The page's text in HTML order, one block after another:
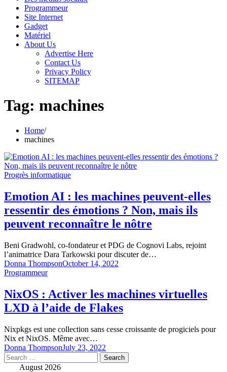
Programmeur
Site Internet
Gadget
Matériel
About Us
Advertise Here
Contact Us
Privacy Policy
SITEMAP
Tag: machines
Home
machines
Progrès informatique
Emotion AI : les machines peuvent-elles
ressentir des émotions ? Non, mais ils
peuvent reconnaître le nôtre
Beni Gradwohl, co-fondateur et PDG de Cognovi Labs, rejoint
l’animatrice Dara Tarkowski pour discuter de…
Donna ThompsonOctober 14, 2022
Programmeur
NixOS : Activer les machines virtuelles
LXD à l’aide de Flakes
Nixpkgs est une collection sans cesse croissante de progiciels pour
Nix et NixOS. Même avec…
Donna ThompsonJuly 23, 2022
Search
for: August 2026